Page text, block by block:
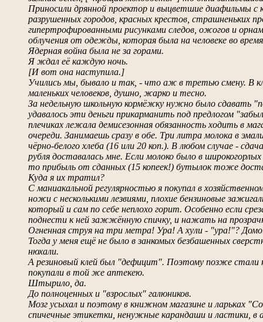
Приносили дрянной проектор и выцветшие диафильмы с
разрушенных городов, красных крестов, страшненьких
гипертрофированными рисунками следов, ожогов и
облучения от одежды, которая была на человеке во
Ядерная война была не за горами.
Я ждал её каждую ночь.
[И вот она наступила.]
Учились мы, бывало и так, - что аж в третью смену. В
маленьких человеков, душно, жарко и тесно.
За недельную школьную кормёжку нужно было сдавать
удавалось эти деньги прикарманить под предлогом
плечиках лежала демисезонная обязанность ходить в
очереди. Занимаешь сразу в обе. Три литра молока в
чёрно-белого хлеба (16 или 20 коп.). В любом случае -
рубля доставалась мне. Если молоко было в
то прибыль от сданных (15 копеек!) бутылок тоже
Куда я их тратил?
С маниакальной регулярностью я покупал в
ножи с несколькими лезвиями, плохие бензиновые
который и сам по себе неплохо горит. Особенно если
поднести к ней зажжённую спичку, и нажать на
Огненная струя на три метра! Ура! А хули - "ура!"?
Тогда у меня ещё не было в занкомых безбашенных
нюхали.
А резиновый клей был "дефицит". Поэтому позже
покупали в той же аптекею.
Штырило, да.
До полноценных и "взрослых" галюников.
Мозг усыхал и поэтому в книжном магазине и ларьках
спичечные этикетки, ненужные карандаши и ластики, в